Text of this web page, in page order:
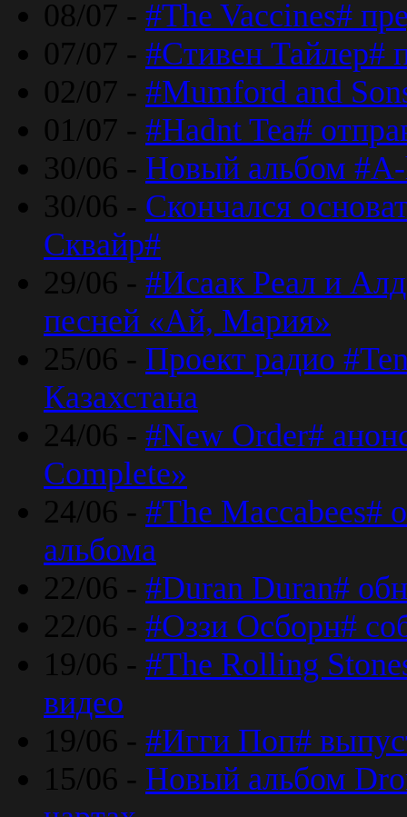
08/07 - #The Vaccines#
07/07 - #Стивен Тайлер#
02/07 - #Mumford and
01/07 - #Hadnt Tea#
30/06 - Новый альбом #A-
30/06 - Скончался
Сквайр#
29/06 - #Исаак Реал и
песней «Ай, Мария»
25/06 - Проект радио
Казахстана
24/06 - #New Order#
Complete»
24/06 - #The Maccabees#
альбома
22/06 - #Duran Duran#
22/06 - #Оззи Осборн#
19/06 - #The Rolling
видео
19/06 - #Игги Поп#
15/06 - Новый альбом